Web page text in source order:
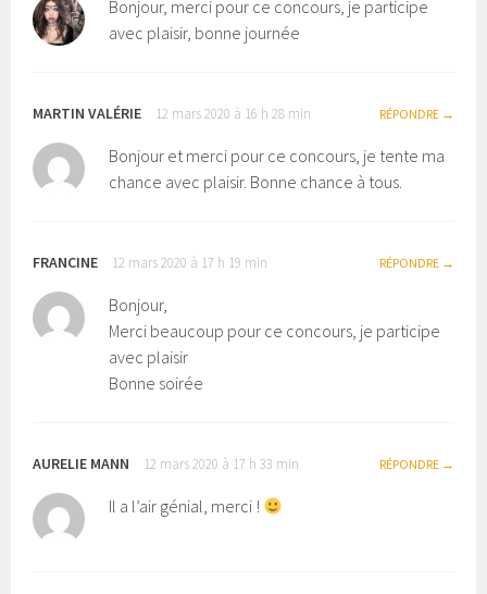
Bonjour, merci pour ce concours, je participe
avec plaisir, bonne journée
MARTIN VALÉRIE 12 mars 2020 à 16 h 28 min RÉPONDRE
Bonjour et merci pour ce concours, je tente ma
chance avec plaisir. Bonne chance à tous.
FRANCINE 12 mars 2020 à 17 h 19 min RÉPONDRE
Bonjour,
Merci beaucoup pour ce concours, je participe
avec plaisir
Bonne soirée
AURELIE MANN 12 mars 2020 à 17 h 33 min RÉPONDRE
Il a l’air génial, merci !